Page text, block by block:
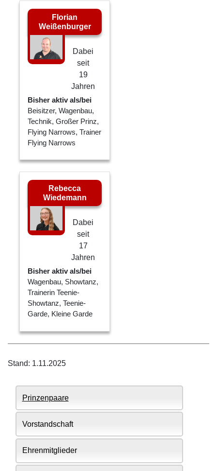
Prinzenpaare
Vorstandschaft
Ehrenmitglieder
Florian
Weißenburger
Dabei
seit
19
Jahren
Bisher aktiv als/bei
Beisitzer, Wagenbau,
Technik, Großer Prinz,
Flying Narrows, Trainer
Flying Narrows
Rebecca
Wiedemann
Dabei
seit
17
Jahren
Bisher aktiv als/bei
Wagenbau, Showtanz,
Trainerin Teenie-
Showtanz, Teenie-
Garde, Kleine Garde
Stand: 1.11.2025